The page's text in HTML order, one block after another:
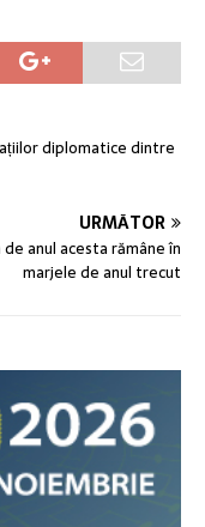
diplomatice dintre
URMĂTOR
de anul acesta rămâne în
marjele de anul trecut